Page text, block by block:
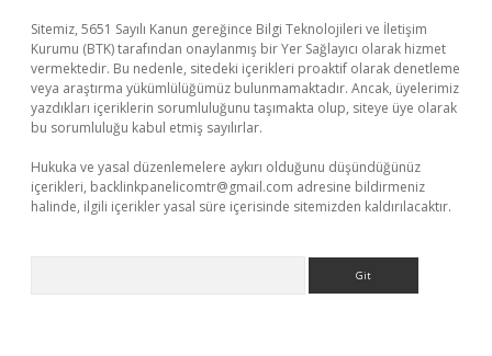
Sitemiz, 5651 Sayılı Kanun gereğince Bilgi Teknolojileri ve İletişim
Kurumu (BTK) tarafından onaylanmış bir Yer Sağlayıcı olarak hizmet
vermektedir. Bu nedenle, sitedeki içerikleri proaktif olarak denetleme
veya araştırma yükümlülüğümüz bulunmamaktadır. Ancak, üyelerimiz
yazdıkları içeriklerin sorumluluğunu taşımakta olup, siteye üye olarak
bu sorumluluğu kabul etmiş sayılırlar.
Hukuka ve yasal düzenlemelere aykırı olduğunu düşündüğünüz
içerikleri, backlinkpanelicomtr@gmail.com adresine bildirmeniz
halinde, ilgili içerikler yasal süre içerisinde sitemizden kaldırılacaktır.